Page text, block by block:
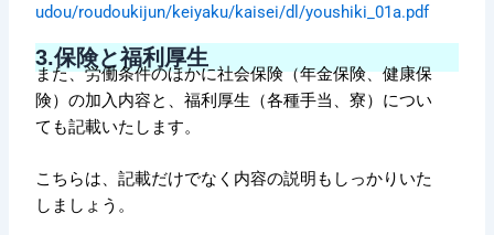
udou/roudoukijun/keiyaku/kaisei/dl/youshiki_01a.pdf
3.保険と福利厚生
また、労働条件のほかに社会保険（年金保険、健康保
険）の加入内容と、福利厚生（各種手当、寮）につい
ても記載いたします。
こちらは、記載だけでなく内容の説明もしっかりいた
しましょう。